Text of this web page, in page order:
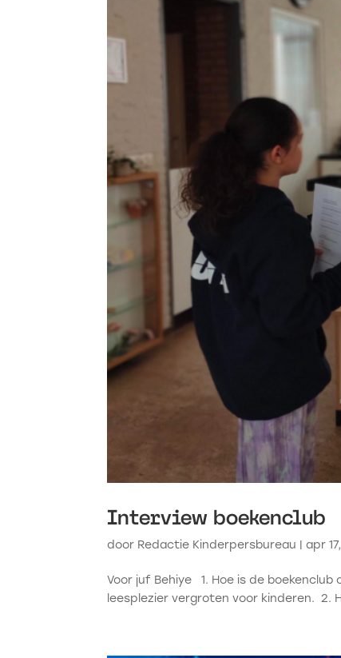
Interview boekenclub
door Redactie Kinderpersbureau |apr
Voor juf Behiye 1. Hoe is de
leesplezier vergroten voor kinderen. 2.